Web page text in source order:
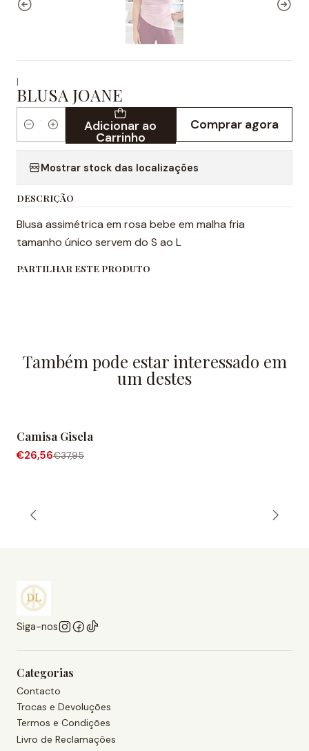
|
BLUSA JOANE
Quantidade Adicionar ao
Carrinho
Comprar agora
Mostrar stock das localizações
DESCRIÇÃO
Blusa assimétrica em rosa bebe em malha fria
tamanho único servem do S ao L
PARTILHAR ESTE PRODUTO
Também pode estar interessado em
um destes
-30% DESCONTO
Camisa Gisela
€26,56€37,95
Siga-nos
Categorias
Contacto
Trocas e Devoluções
Termos e Condições
Livro de Reclamações